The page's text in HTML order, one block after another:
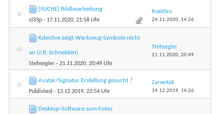
[SUCHE] Bildbearbeitung
sl33p - 17.11.2020, 21:58 Uhr
Roxithro
24.11.2020, 14:26
Kdenlive zeigt Werkzeug-Symbole nicht
an (z.B. Schneiden)
Stehsegler - 21.11.2020, 20:49 Uhr
Stehsegler
21.11.2020, 20:49
Avatar/Signatur Erstellung gesucht ?
Published - 13.12.2019, 22:54 Uhr
ZarneXxX
14.12.2019, 14:26
Desktop-Software zum Fotos